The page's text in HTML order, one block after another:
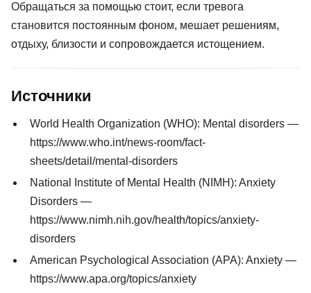
Обращаться за помощью стоит, если тревога
становится постоянным фоном, мешает решениям,
отдыху, близости и сопровождается истощением.
Источники
World Health Organization (WHO): Mental disorders —
https://www.who.int/news-room/fact-
sheets/detail/mental-disorders
National Institute of Mental Health (NIMH): Anxiety
Disorders —
https://www.nimh.nih.gov/health/topics/anxiety-
disorders
American Psychological Association (APA): Anxiety —
https://www.apa.org/topics/anxiety